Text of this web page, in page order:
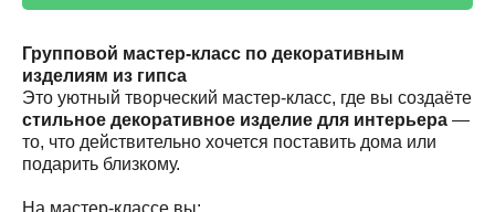
Групповой мастер-класс по декоративным
изделиям из гипса
Это уютный творческий мастер-класс, где вы создаёте
стильное декоративное изделие для интерьера —
то, что действительно хочется поставить дома или
подарить близкому.
На мастер-классе вы: